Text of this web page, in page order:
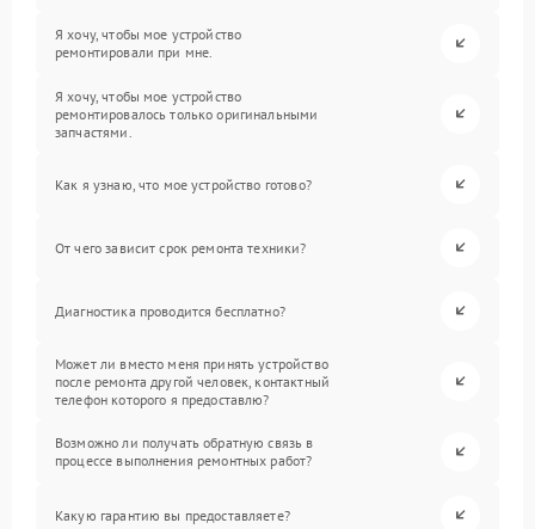
Я хочу, чтобы мое устройство
ремонтировали при мне.
Я хочу, чтобы мое устройство
ремонтировалось только оригинальными
запчастями.
Как я узнаю, что мое устройство готово?
От чего зависит срок ремонта техники?
Диагностика проводится бесплатно?
Может ли вместо меня принять устройство
после ремонта другой человек, контактный
телефон которого я предоставлю?
Возможно ли получать обратную связь в
процессе выполнения ремонтных работ?
Какую гарантию вы предоставляете?